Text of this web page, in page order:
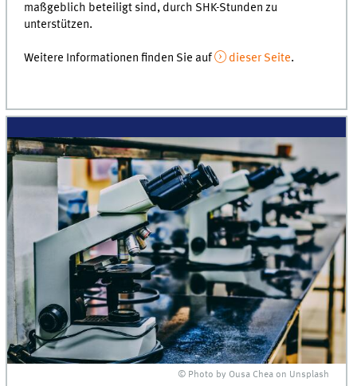
maßgeblich beteiligt sind, durch SHK-Stunden zu
unterstützen.
Weitere Informationen finden Sie auf dieser Seite.
© Photo by Ousa Chea on Unsplash